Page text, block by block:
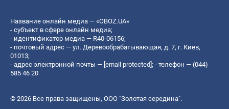
Название онлайн медиа — «OBOZ.UA»
- субъект в сфере онлайн медиа;
- идентификатор медиа — R40-06156;
- почтовый адрес — ул. Деревообрабатывающая, д. 7, г. Киев,
01013;
- адрес электронной почты — [email protected]; - телефон — (044)
585 46 20
© 2026 Все права защищены, ООО "Золотая середина".